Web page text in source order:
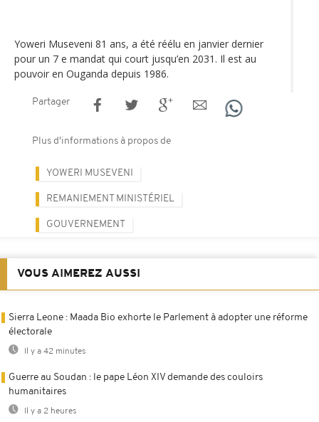
Yoweri Museveni 81 ans, a été réélu en janvier dernier
pour un 7 e mandat qui court jusqu’en 2031. Il est au
pouvoir en Ouganda depuis 1986.
Partager
Plus d'informations à propos de
YOWERI MUSEVENI
REMANIEMENT MINISTÉRIEL
GOUVERNEMENT
VOUS AIMEREZ AUSSI
Sierra Leone : Maada Bio exhorte le Parlement à adopter une réforme
électorale
Il y a 42 minutes
Guerre au Soudan : le pape Léon XIV demande des couloirs
humanitaires
Il y a 2 heures